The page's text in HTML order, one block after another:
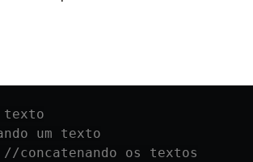
texto
um texto
//concatenando os textos